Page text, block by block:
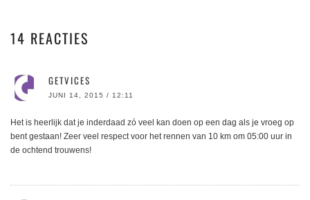
14 REACTIES
GETVICES
JUNI 14, 2015 / 12:11
Het is heerlijk dat je inderdaad zó veel kan doen op een dag als je vroeg op
bent gestaan! Zeer veel respect voor het rennen van 10 km om 05:00 uur in
de ochtend trouwens!